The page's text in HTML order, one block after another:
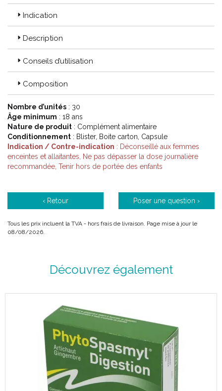
Indication
Description
Conseils d’utilisation
Composition
Nombre d’unités : 30
Âge minimum : 18 ans
Nature de produit : Complément alimentaire
Conditionnement : Blister, Boite carton, Capsule
Indication / Contre-indication : Déconseillé aux femmes
enceintes et allaitantes, Ne pas dépasser la dose journalière
recommandée, Tenir hors de portée des enfants
‹ Retour Poser une question ›
Tous les prix incluent la TVA - hors frais de livraison. Page mise à jour le
08/08/2026.
Découvrez également